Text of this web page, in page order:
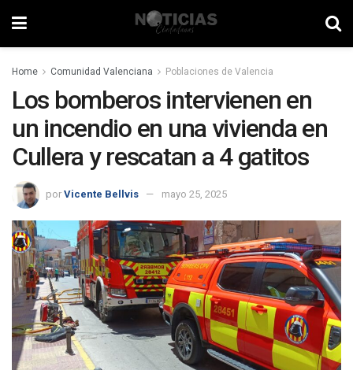
Home Comunidad Valenciana Poblaciones de Valencia
Los bomberos intervienen en
un incendio en una vivienda en
Cullera y rescatan a 4 gatitos
por Vicente Bellvis mayo 25, 2025